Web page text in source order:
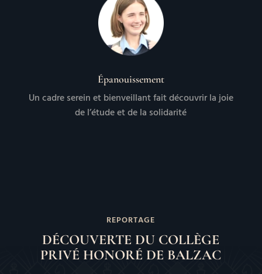
Épanouissement
Un cadre serein et bienveillant fait découvrir la joie
de l’étude et de la solidarité
REPORTAGE
DÉCOUVERTE DU COLLÈGE
PRIVÉ HONORÉ DE BALZAC